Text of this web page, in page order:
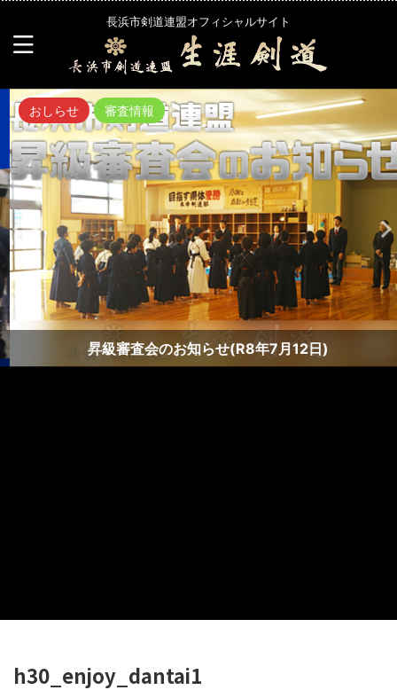
長浜市剣道連盟オフィシャルサイト
おしらせ 審査情報
昇級審査会のお知らせ(R8年7月12日)
h30_enjoy_dantai1